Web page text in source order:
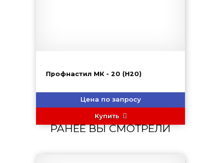
Профнастил МК - 20 (Н20)
Цена по запросу
Купить
РАНЕЕ ВЫ СМОТРЕЛИ